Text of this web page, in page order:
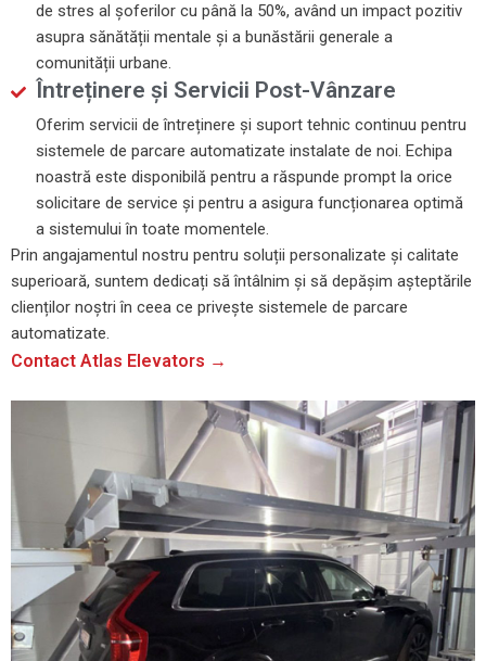
de stres al șoferilor cu până la 50%, având un impact pozitiv
asupra sănătății mentale și a bunăstării generale a
comunității urbane.
Întreținere și Servicii Post-Vânzare
Oferim servicii de întreținere și suport tehnic continuu pentru
sistemele de parcare automatizate instalate de noi. Echipa
noastră este disponibilă pentru a răspunde prompt la orice
solicitare de service și pentru a asigura funcționarea optimă
a sistemului în toate momentele.
Prin angajamentul nostru pentru soluții personalizate și calitate
superioară, suntem dedicați să întâlnim și să depășim așteptările
clienților noștri în ceea ce privește sistemele de parcare
automatizate.
Contact Atlas Elevators →